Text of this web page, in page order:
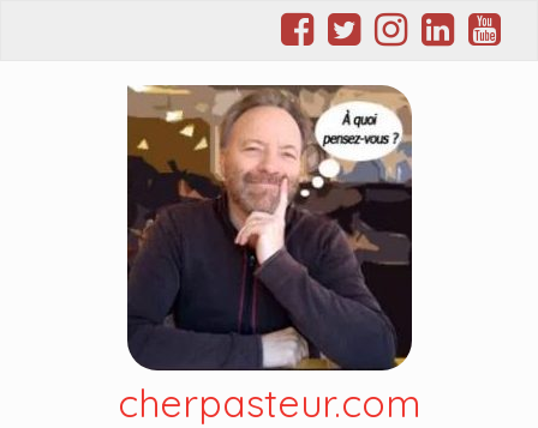
cherpasteur.com